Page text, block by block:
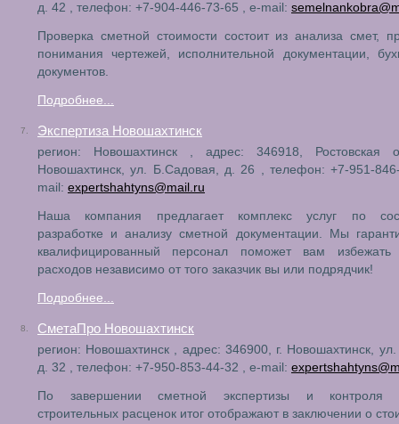
д. 42 , телефон: +7-904-446-73-65 , e-mail:
Проверка сметной стоимости состоит из анализа смет,
понимания чертежей, исполнительной документации,
документов.
Подробнее...
7. Экспертиза Новошахтинск
регион: Новошахтинск , адрес: 346918, Ростовская
Новошахтинск, ул. Б.Садовая, д. 26 , телефон: +7-951-
mail: expertshahtyns@mail.ru
Наша компания предлагает комплекс услуг по
разработке и анализу сметной документации. Мы
квалифицированный персонал поможет вам избежать
расходов независимо от того заказчик вы или подрядчик!
Подробнее...
8. СметаПро Новошахтинск
регион: Новошахтинск , адрес: 346900, г. Новошахтинск,
д. 32 , телефон: +7-950-853-44-32 , e-mail:
По завершении сметной экспертизы и контроля
строительных расценок итог отображают в заключении о